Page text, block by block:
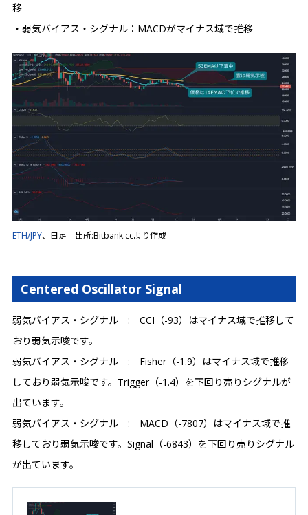
移
・弱気バイアス・シグナル：MACDがマイナス域で推移
ETH/JPY、日足 出所:Bitbank.ccより作成
Centered Oscillator Signal
弱気バイアス・シグナル : CCI（-93）はマイナス域で推移して
おり弱気示唆です。
弱気バイアス・シグナル : Fisher（-1.9）はマイナス域で推移
しており弱気示唆です。Trigger（-1.4）を下回り売りシグナルが
出ています。
弱気バイアス・シグナル : MACD（-7807）はマイナス域で推
移しており弱気示唆です。Signal（-6843）を下回り売りシグナル
が出ています。